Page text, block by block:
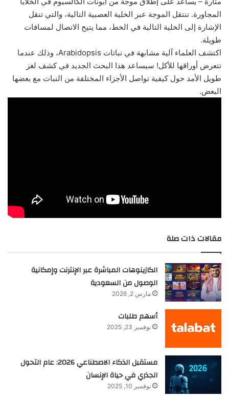
المجاورة. تنتقل الموجة عبر الخلية العصبية التالية، والتي تنقل
الإشارة إلى الخلية التالية في الخط، مما يتيح الاتصال لمسافات
طويلة.
اكتشف العلماء آلية مشابهة في نباتات Arabidopsis، وذلك عندما
تتعرض أوراقها للأكل! سيساعد هذا البحث الجديد في كشف لغز
طويل الأمد حول كيفية تواصل الأجزاء المختلفة من النبات مع بعضها
البعض.
مقالات ذات صلة
الكازينوهات المباشرة عبر الإنترنت وإمكانية
الوصول من السعودية
مارس 2, 2026
أسهم طلبات
نوفمبر 23, 2025
مستقبل الذكاء الاصطناعي 2026: عام التحول
الجذري في حياة الإنسان
نوفمبر 10, 2025